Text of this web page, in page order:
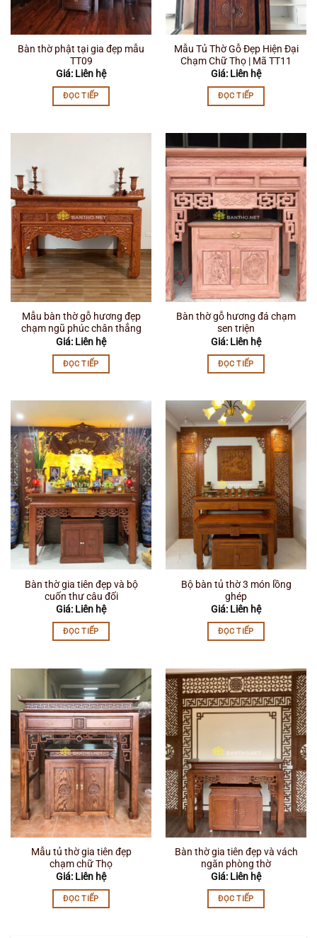
Bàn thờ phật tại gia đẹp mẫu
TT09
Giá: Liên hệ
ĐỌC TIẾP
Mẫu Tủ Thờ Gỗ Đẹp Hiện Đại
Chạm Chữ Thọ | Mã TT11
Giá: Liên hệ
ĐỌC TIẾP
Mẫu bàn thờ gỗ hương đẹp
chạm ngũ phúc chân thẳng
Giá: Liên hệ
ĐỌC TIẾP
Bàn thờ gỗ hương đá chạm
sen triện
Giá: Liên hệ
ĐỌC TIẾP
Bàn thờ gia tiên đẹp và bộ
cuốn thư câu đối
Giá: Liên hệ
ĐỌC TIẾP
Bộ bàn tủ thờ 3 món lồng
ghép
Giá: Liên hệ
ĐỌC TIẾP
Mẫu tủ thờ gia tiên đẹp
chạm chữ Thọ
Giá: Liên hệ
ĐỌC TIẾP
Bàn thờ gia tiên đẹp và vách
ngăn phòng thờ
Giá: Liên hệ
ĐỌC TIẾP